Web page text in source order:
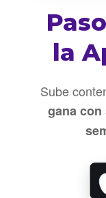
la
Sube
gana